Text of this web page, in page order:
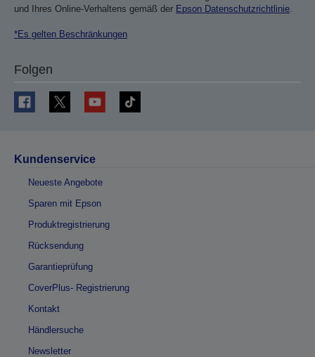
und Ihres Online-Verhaltens gemäß der Epson Datenschutzrichtlinie
*Es gelten Beschränkungen
Folgen
Kundenservice
Neueste Angebote
Sparen mit Epson
Produktregistrierung
Rücksendung
Garantieprüfung
CoverPlus- Registrierung
Kontakt
Händlersuche
Newsletter